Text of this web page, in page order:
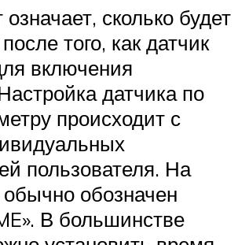
означает, сколько будет
того, как датчик
включения
датчика по
происходит с
пользователя. На
обозначен
В большинстве